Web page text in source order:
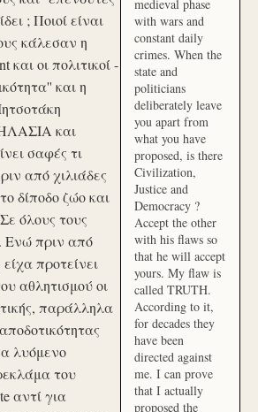
; Ποιοί είναι
κάλεσαν η
οι πολιτικοί -
και η
και
σαφές τι
από χιλιάδες
δίποδο ζώο και
όλους τους
πριν από
προτείνει
αθλητισμού οι
παράλληλα
λυόμενο
του
αντί για
medieval phase
with wars and
constant daily
crimes. When the
state and
politicians
deliberately leave
you apart from
what you have
proposed, is there
Civilization,
Justice and
Democracy ?
Accept the other
with his flaws so
that he will accept
yours. My flaw is
called TRUTH.
According to it,
for decades they
have been
directed against
me. I can prove
that I actually
proposed the